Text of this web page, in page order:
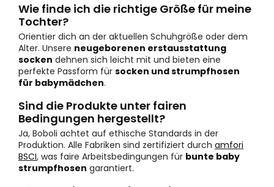
Wie finde ich die richtige Größe für meine
Tochter?
Orientier dich an der aktuellen Schuhgröße oder dem
Alter. Unsere neugeborenen erstausstattung
socken dehnen sich leicht mit und bieten eine
perfekte Passform für socken und strumpfhosen
für babymädchen.
Sind die Produkte unter fairen
Bedingungen hergestellt?
Ja, Boboli achtet auf ethische Standards in der
Produktion. Alle Fabriken sind zertifiziert durch amfori
BSCI, was faire Arbeitsbedingungen für bunte baby
strumpfhosen garantiert.